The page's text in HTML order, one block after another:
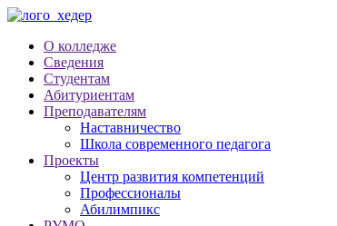
О колледже
Сведения
Студентам
Абитуриентам
Преподавателям
Наставничество
Школа современного педагога
Проекты
Центр развития компетенций
Профессионалы
Абилимпикс